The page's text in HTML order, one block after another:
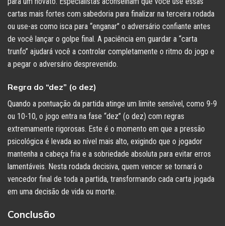
cartas mais fortes com sabedoria para finalizar na terceira rodada
ou use-as como isca para “enganar” o adversário confiante antes
de você lançar o golpe final. A paciência em guardar a “carta
trunfo” ajudará você a controlar completamente o ritmo do jogo e
a pegar o adversário desprevenido.
Regra do “dez” (o dez)
Quando a pontuação da partida atinge um limite sensível, como 9-9
ou 10-10, o jogo entra na fase “dez” (o dez) com regras
extremamente rigorosas. Este é o momento em que a pressão
psicológica é levada ao nível mais alto, exigindo que o jogador
mantenha a cabeça fria e a sobriedade absoluta para evitar erros
lamentáveis. Nesta rodada decisiva, quem vencer se tornará o
vencedor final de toda a partida, transformando cada carta jogada
em uma decisão de vida ou morte.
Conclusão